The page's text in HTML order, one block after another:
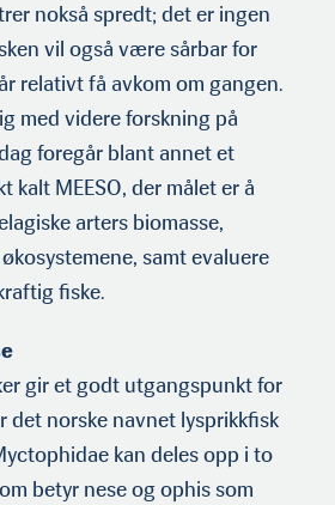
nokså spredt; det er ingen
vil også være sårbar for
relativt få avkom om gangen.
med videre forskning på
foregår blant annet et
kalt MEESO, der målet er å
arters biomasse,
samt evaluere
fiske.
gir et godt utgangspunkt for
det norske navnet lysprikkfisk
kan deles opp i to
betyr nese og ophis som